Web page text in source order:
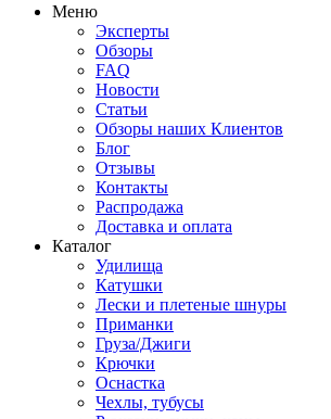
Меню
Эксперты
Обзоры
FAQ
Новости
Статьи
Обзоры наших Клиентов
Блог
Отзывы
Контакты
Распродажа
Доставка и оплата
Каталог
Удилища
Катушки
Лески и плетеные шнуры
Приманки
Груза/Джиги
Крючки
Оснастка
Чехлы, тубусы